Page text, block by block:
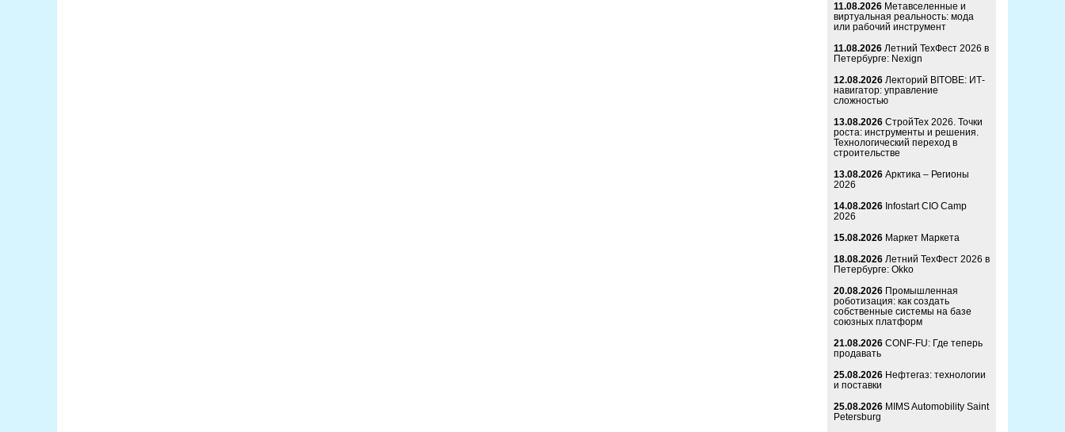
11.08.2026 Метавселенные и
виртуальная реальность: мода
или рабочий инструмент
11.08.2026 Летний ТехФест 2026 в
Петербурге: Nexign
12.08.2026 Лекторий BITOBE: ИТ-
навигатор: управление
сложностью
13.08.2026 СтройТех 2026. Точки
роста: инструменты и решения.
Технологический переход в
строительстве
13.08.2026 Арктика – Регионы
2026
14.08.2026 Infostart CIO Camp
2026
15.08.2026 Маркет Маркета
18.08.2026 Летний ТехФест 2026 в
Петербурге: Okko
20.08.2026 Промышленная
роботизация: как создать
собственные системы на базе
союзных платформ
21.08.2026 CONF-FU: Где теперь
продавать
25.08.2026 Нефтегаз: технологии
и поставки
25.08.2026 MIMS Automobility Saint
Petersburg